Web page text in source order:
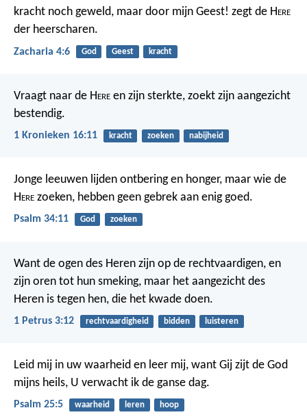
kracht noch geweld, maar door mijn Geest! zegt de Here
der heerscharen.
Zacharia 4:6 God Geest kracht
Vraagt naar de Here en zijn sterkte, zoekt zijn aangezicht
bestendig.
1 Kronieken 16:11 kracht zoeken nabijheid
Jonge leeuwen lijden ontbering en honger, maar wie de
Here zoeken, hebben geen gebrek aan enig goed.
Psalm 34:11 God zoeken
Want de ogen des Heren zijn op de rechtvaardigen, en
zijn oren tot hun smeking, maar het aangezicht des
Heren is tegen hen, die het kwade doen.
1 Petrus 3:12 rechtvaardigheid bidden luisteren
Leid mij in uw waarheid en leer mij, want Gij zijt de God
mijns heils, U verwacht ik de ganse dag.
Psalm 25:5 waarheid leren hoop